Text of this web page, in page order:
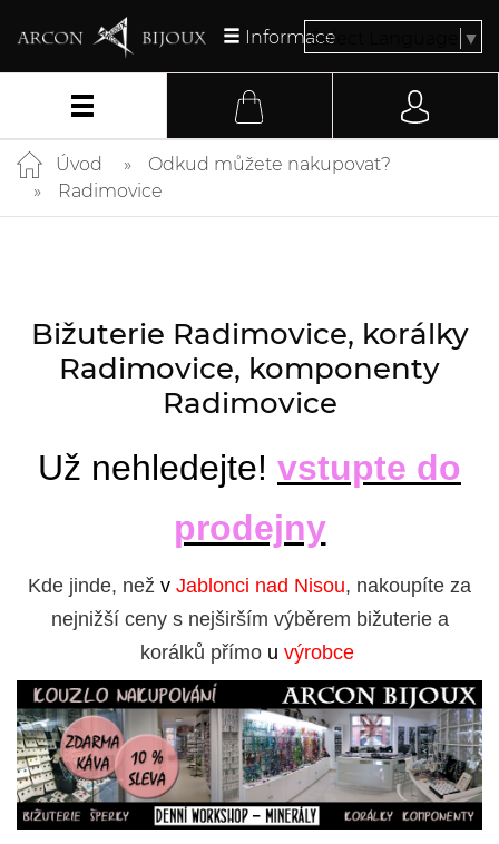
InformaceSelect Language ▼
Úvod
Odkud můžete nakupovat?
Radimovice
Bižuterie Radimovice, korálky
Radimovice, komponenty
Radimovice
Už nehledejte! vstupte do
prodejny
Kde jinde, než v Jablonci nad Nisou, nakoupíte za
nejnižší ceny s nejširším výběrem bižuterie a
korálků přímo u výrobce